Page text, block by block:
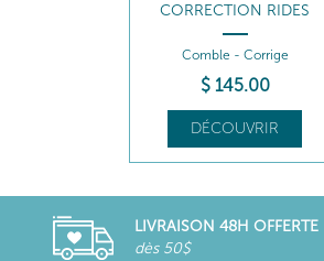
RIDES
Comble - Hydrate
$ 125.50
DÉCOUVRIR
LIVRAISON 48H OFFERTE
dès 50$